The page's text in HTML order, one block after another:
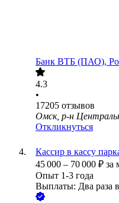
Банк ВТБ (ПАО),
4.3
•
17205 отзывов
Омск, р-н
Откликнуться
Кассир в кассу
45 000 – 70 000 ₽ за
Опыт 1-3 года
Выплаты: Два раза